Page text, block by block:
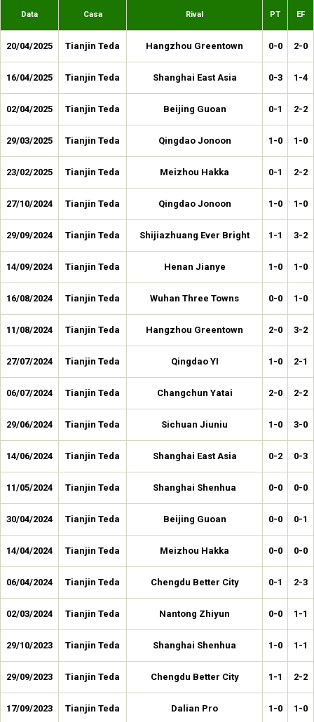
Data Casa Rival PT EF
20/04/2025 Tianjin Teda Hangzhou Greentown 0-0 2-0
16/04/2025 Tianjin Teda Shanghai East Asia 0-3 1-4
02/04/2025 Tianjin Teda Beijing Guoan 0-1 2-2
29/03/2025 Tianjin Teda Qingdao Jonoon 1-0 1-0
23/02/2025 Tianjin Teda Meizhou Hakka 0-1 2-2
27/10/2024 Tianjin Teda Qingdao Jonoon 1-0 1-0
29/09/2024 Tianjin Teda Shijiazhuang Ever Bright 1-1 3-2
14/09/2024 Tianjin Teda Henan Jianye 1-0 1-0
16/08/2024 Tianjin Teda Wuhan Three Towns 0-0 1-0
11/08/2024 Tianjin Teda Hangzhou Greentown 2-0 3-2
27/07/2024 Tianjin Teda Qingdao YI 1-0 2-1
06/07/2024 Tianjin Teda Changchun Yatai 2-0 2-2
29/06/2024 Tianjin Teda Sichuan Jiuniu 1-0 3-0
14/06/2024 Tianjin Teda Shanghai East Asia 0-2 0-3
11/05/2024 Tianjin Teda Shanghai Shenhua 0-0 0-0
30/04/2024 Tianjin Teda Beijing Guoan 0-0 0-1
14/04/2024 Tianjin Teda Meizhou Hakka 0-0 0-0
06/04/2024 Tianjin Teda Chengdu Better City 0-1 2-3
02/03/2024 Tianjin Teda Nantong Zhiyun 0-0 1-1
29/10/2023 Tianjin Teda Shanghai Shenhua 1-0 1-1
29/09/2023 Tianjin Teda Chengdu Better City 1-1 2-2
17/09/2023 Tianjin Teda Dalian Pro 1-0 1-0